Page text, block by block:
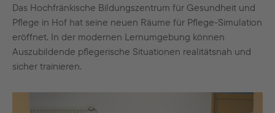
Das Hochfränkische Bildungszentrum für Gesundheit und
Pflege in Hof hat seine neuen Räume für Pflege-Simulation
eröffnet. In der modernen Lernumgebung können
Auszubildende pflegerische Situationen realitätsnah und
sicher trainieren.